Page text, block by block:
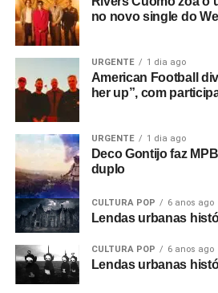
no novo single do
URGENTE 1 dia ago
American Football
her up”, com
URGENTE 1 dia ago
Deco Gontijo faz
duplo
CULTURA POP 6 anos ago
Lendas urbanas
CULTURA POP 6 anos ago
Lendas urbanas